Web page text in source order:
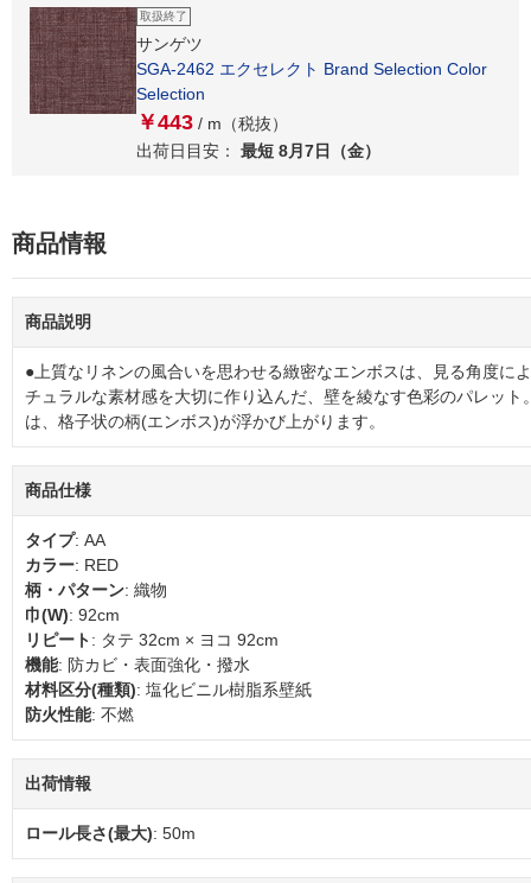
取扱終了
サンゲツ
SGA-2462 エクセレクト Brand Selection Color
Selection
￥443 / m（税抜）
出荷日目安：
最短 8月7日（金）
商品情報
商品説明
●上質なリネンの風合いを思わせる緻密なエンボスは、⾒る⾓度に
チュラルな素材感を⼤切に作り込んだ、壁を綾なす色彩のパレット
は、格子状の柄(エンボス)が浮かび上がります。
商品仕様
タイプ: AA
カラー: RED
柄・パターン: 織物
巾(W): 92cm
リピート: タテ 32cm × ヨコ 92cm
機能: 防カビ・表面強化・撥水
材料区分(種類): 塩化ビニル樹脂系壁紙
防火性能: 不燃
出荷情報
ロール長さ(最大): 50m